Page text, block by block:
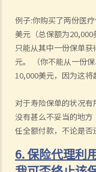
例子:你购买了两份医
美元（总保额为
只能从其中一份保单
元。 （你不能从一份
10,000美元，因为这将
对于寿险保单的状况
没有甚么不妥当的地
任全额付款，不论是否
6. 保险代理利